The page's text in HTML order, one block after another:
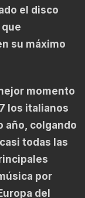
el disco
su máximo
momento
los italianos
año, colgando
todas las
por
del